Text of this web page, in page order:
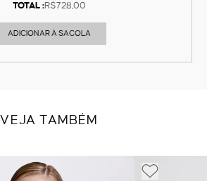
TOTAL :R$728,00
ADICIONAR À SACOLA
VEJA TAMBÉM